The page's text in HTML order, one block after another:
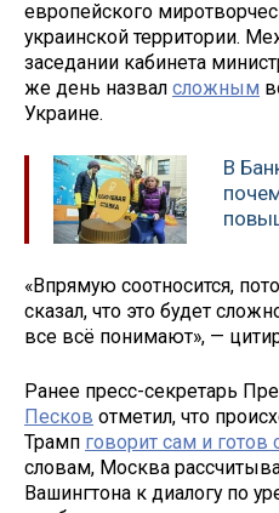
европейского
украинской территории.
заседании кабинета
же день назвал сложным
Украине.
В
«Впрямую соотносится,
сказал, что это будет
все всё понимают», —
Ранее пресс-секретарь
Песков отметил, что
Трамп говорит сам и готов
словам, Москва
Вашингтона к диалогу по